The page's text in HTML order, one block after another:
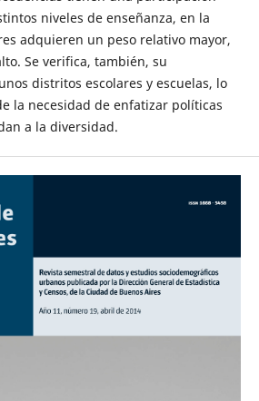
niveles de enseñanza, en la
adquieren un peso relativo mayor,
Se verifica, también, su
distritos escolares y escuelas, lo
la necesidad de enfatizar políticas
a la diversidad.